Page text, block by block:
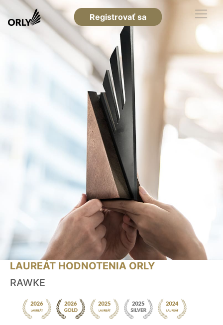
Registrovať sa
LAUREÁT HODNOTENIA ORLY
RAWKE